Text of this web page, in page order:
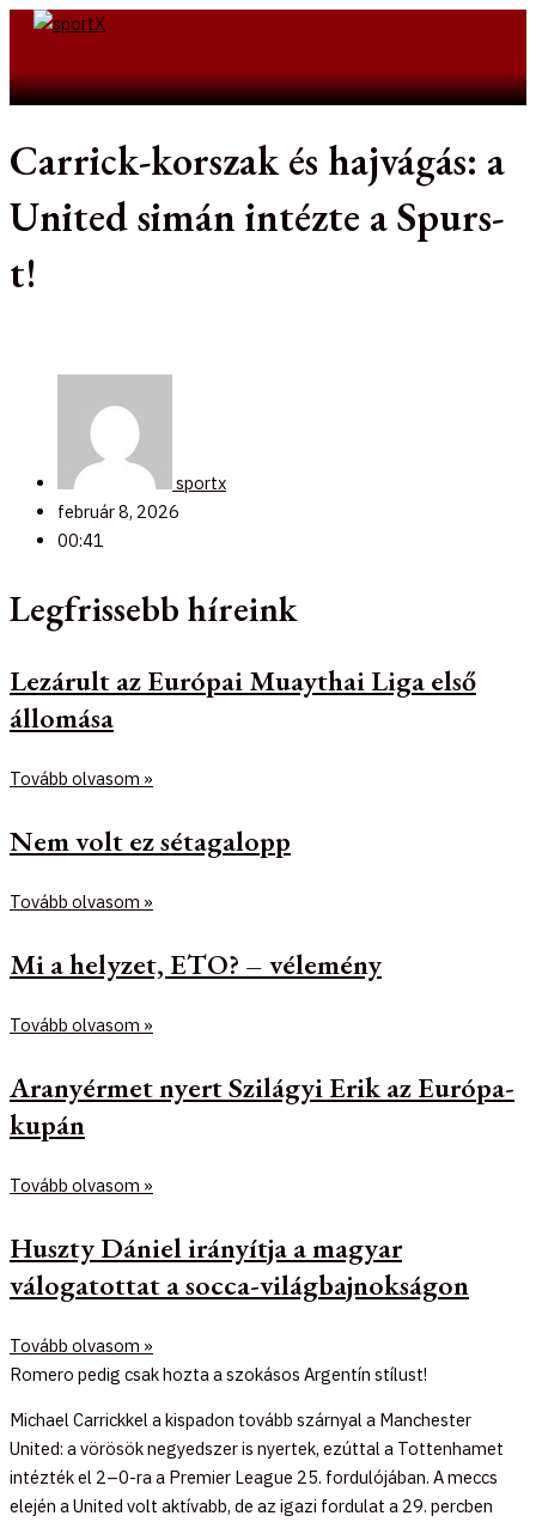
Skip
Carrick-korszak és hajvágás: a
United simán intézte a Spurs-
t!
sportx
február 8, 2026
00:41
Legfrissebb híreink
Lezárult az Európai Muaythai Liga első
állomása
Tovább olvasom »
Nem volt ez sétagalopp
Tovább olvasom »
Mi a helyzet, ETO? – vélemény
Tovább olvasom »
Aranyérmet nyert Szilágyi Erik az Európa-
kupán
Tovább olvasom »
Huszty Dániel irányítja a magyar
válogatottat a socca-világbajnokságon
Tovább olvasom »
Romero pedig csak hozta a szokásos Argentín stílust!
Michael Carrickkel a kispadon tovább szárnyal a Manchester
United: a vörösök negyedszer is nyertek, ezúttal a Tottenhamet
intézték el 2–0-ra a Premier League 25. fordulójában. A meccs
elején a United volt aktívabb, de az igazi fordulat a 29. percben